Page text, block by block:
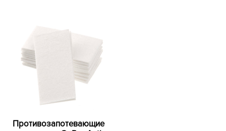
Противозапотевающие